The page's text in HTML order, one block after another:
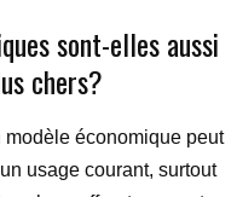
sont-elles aussi
chers?
économique peut
usage courant, surtout